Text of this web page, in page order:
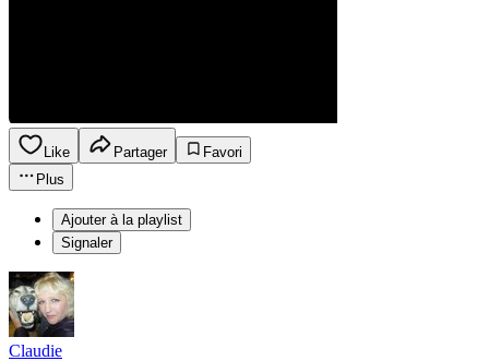
Like Partager
Favori
Plus
Ajouter à la playlist
Signaler
Claudie